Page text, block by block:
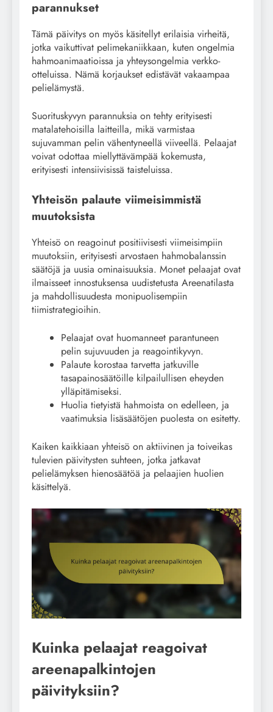
parannukset
Tämä päivitys on myös käsitellyt erilaisia virheitä,
jotka vaikuttivat pelimekaniikkaan, kuten ongelmia
hahmoanimaatioissa ja yhteysongelmia verkko-
otteluissa. Nämä korjaukset edistävät vakaampaa
pelielämystä.
Suorituskyvyn parannuksia on tehty erityisesti
matalatehoisilla laitteilla, mikä varmistaa
sujuvamman pelin vähentyneellä viiveellä. Pelaajat
voivat odottaa miellyttävämpää kokemusta,
erityisesti intensiivisissä taisteluissa.
Yhteisön palaute viimeisimmistä
muutoksista
Yhteisö on reagoinut positiivisesti viimeisimpiin
muutoksiin, erityisesti arvostaen hahmobalanssin
säätöjä ja uusia ominaisuuksia. Monet pelaajat ovat
ilmaisseet innostuksensa uudistetusta Areenatilasta
ja mahdollisuudesta monipuolisempiin
tiimistrategioihin.
Pelaajat ovat huomanneet parantuneen
pelin sujuvuuden ja reagointikyvyn.
Palaute korostaa tarvetta jatkuville
tasapainosäätöille kilpailullisen eheyden
ylläpitämiseksi.
Huolia tietyistä hahmoista on edelleen, ja
vaatimuksia lisäsäätöjen puolesta on esitetty.
Kaiken kaikkiaan yhteisö on aktiivinen ja toiveikas
tulevien päivitysten suhteen, jotka jatkavat
pelielämyksen hienosäätöä ja pelaajien huolien
käsittelyä.
Kuinka pelaajat reagoivat
areenapalkintojen
päivityksiin?